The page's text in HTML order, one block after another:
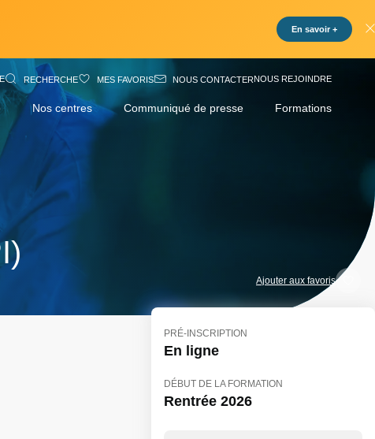
En savoir +
RECHERCHE MES FAVORIS NOUS CONTACTERNOUS REJOINDRE
Nos centres Communiqué de presse Formations
Ajouter aux favoris
PRÉ-INSCRIPTION
En ligne
DÉBUT DE LA FORMATION
Rentrée 2026